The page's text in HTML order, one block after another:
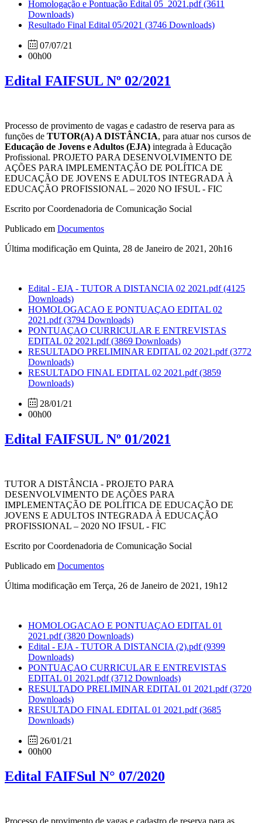
Homologação e Pontuação Edital 05_2021.pdf(3611
Downloads)
Resultado Final Edital 05/2021 (3746 Downloads)
07/07/21
00h00
Edital FAIFSUL Nº 02/2021
Processo de provimento de vagas e cadastro de reserva para as
funções de TUTOR(A) A DISTÂNCIA, para atuar nos cursos de
Educação de Jovens e Adultos (EJA) integrada à Educação
Profissional. PROJETO PARA DESENVOLVIMENTO DE
AÇÕES PARA IMPLEMENTAÇÃO DE POLÍTICA DE
EDUCAÇÃO DE JOVENS E ADULTOS INTEGRADA À
EDUCAÇÃO PROFISSIONAL – 2020 NO IFSUL - FIC
Escrito por Coordenadoria de Comunicação Social
Publicado em Documentos
Última modificação em Quinta, 28 de Janeiro de 2021, 20h16
Edital - EJA - TUTOR A DISTANCIA 02 2021.pdf(4125
Downloads)
HOMOLOGACAO E PONTUAÇAO EDITAL 02
2021.pdf(3794 Downloads)
PONTUAÇAO CURRICULAR E ENTREVISTAS
EDITAL 02 2021.pdf(3869 Downloads)
RESULTADO PRELIMINAR EDITAL 02 2021.pdf(3772
Downloads)
RESULTADO FINAL EDITAL 02 2021.pdf(3859
Downloads)
28/01/21
00h00
Edital FAIFSUL Nº 01/2021
TUTOR A DISTÂNCIA - PROJETO PARA
DESENVOLVIMENTO DE AÇÕES PARA
IMPLEMENTAÇÃO DE POLÍTICA DE EDUCAÇÃO DE
JOVENS E ADULTOS INTEGRADA À EDUCAÇÃO
PROFISSIONAL – 2020 NO IFSUL - FIC
Escrito por Coordenadoria de Comunicação Social
Publicado em Documentos
Última modificação em Terça, 26 de Janeiro de 2021, 19h12
HOMOLOGACAO E PONTUAÇAO EDITAL 01
2021.pdf(3820 Downloads)
Edital - EJA - TUTOR A DISTANCIA (2).pdf(9399
Downloads)
PONTUAÇAO CURRICULAR E ENTREVISTAS
EDITAL 01 2021.pdf(3712 Downloads)
RESULTADO PRELIMINAR EDITAL 01 2021.pdf(3720
Downloads)
RESULTADO FINAL EDITAL 01 2021.pdf(3685
Downloads)
26/01/21
00h00
Edital FAIFSul N° 07/2020
Processo de provimento de vagas e cadastro de reserva para as